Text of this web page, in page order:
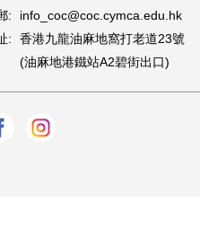
:
info_coc@coc.cymca.edu.hk
:
香港九龍油麻地窩打老道23號
(油麻地港鐵站A2碧街出口)